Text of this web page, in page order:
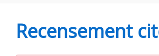
THÉNAC
Recensement